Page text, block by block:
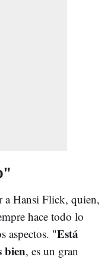
a Hansi Flick, quien,
hace todo lo
aspectos. "Está
bien, es un gran